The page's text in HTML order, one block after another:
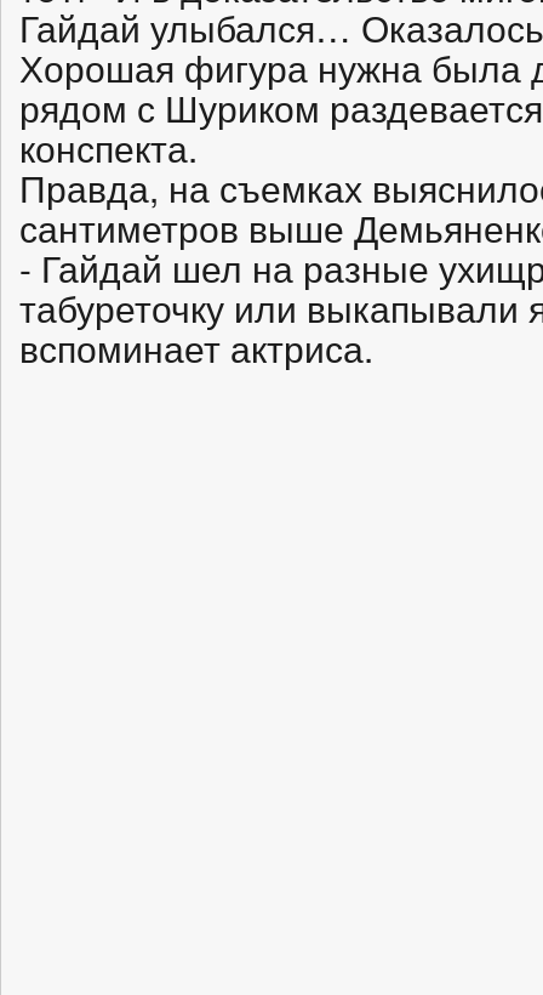
Гайдай улыбался…
Хорошая фигура нужна была
рядом с Шуриком
конспекта.
Правда, на съемках
сантиметров выше
- Гайдай шел на разные
табуреточку или
вспоминает актриса.